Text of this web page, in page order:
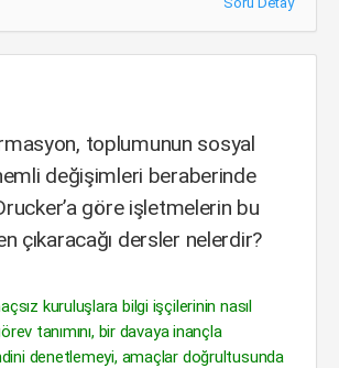
toplumunun sosyal
değişimleri beraberinde
göre işletmelerin bu
çıkaracağı dersler nelerdir?
kuruluşlara bilgi işçilerinin nasıl
tanımını, bir davaya inançla
denetlemeyi, amaçlar doğrultusunda